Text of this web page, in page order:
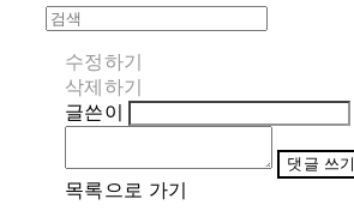
수정하기
삭제하기
글쓴이
댓글 쓰기
목록으로 가기